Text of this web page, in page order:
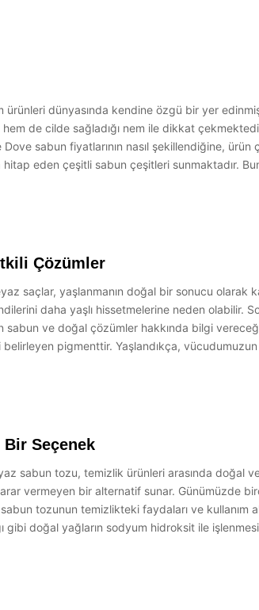
ürünleri dünyasında kendine özgü bir yer
hem de cilde sağladığı nem ile dikkat
Dove sabun fiyatlarının nasıl şekillendiğine,
eden çeşitli sabun çeşitleri sunmaktadır.
Çözümler
saçlar, yaşlanmanın doğal bir sonucu
daha yaşlı hissetmelerine neden olabilir.
ve doğal çözümler hakkında bilgi
pigmenttir. Yaşlandıkça,
Bir Seçenek
sabun tozu, temizlik ürünleri arasında doğal
vermeyen bir alternatif sunar. Günümüzde
tozunun temizlikteki faydaları ve kullanım
gibi doğal yağların sodyum hidroksit ile